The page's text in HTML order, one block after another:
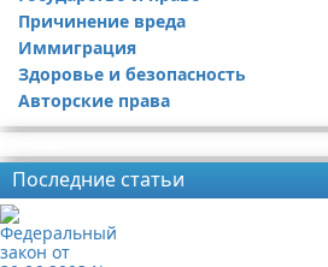
Причинение вреда
Иммиграция
Здоровье и безопасность
Авторские права
Последние статьи